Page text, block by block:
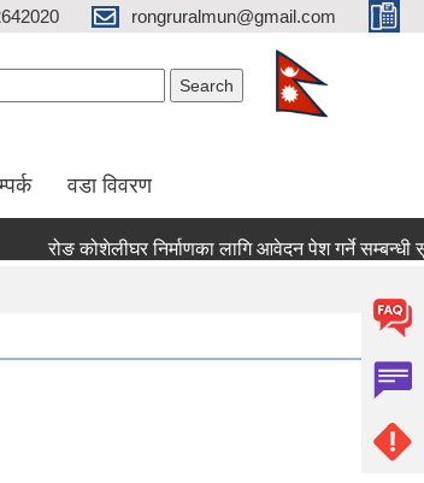
rongruralmun@gmail.com
वडा विवरण
रोङ कोशेलीघर निर्माणका लागि आवेदन पेश गर्ने सम्बन्धी